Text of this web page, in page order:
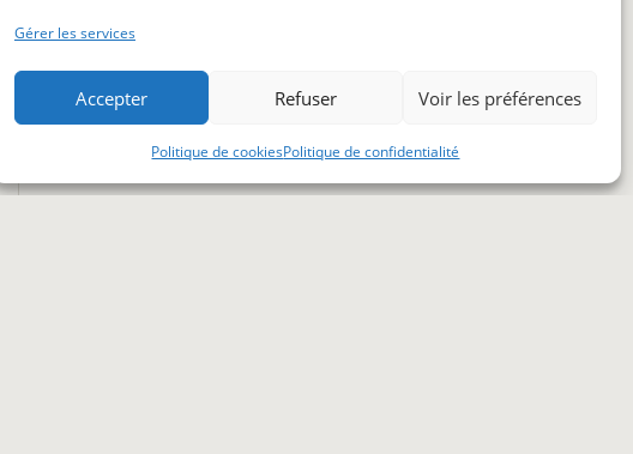
Gérer les services
Accepter Refuser Voir les préférences
Politique de cookiesPolitique de confidentialité